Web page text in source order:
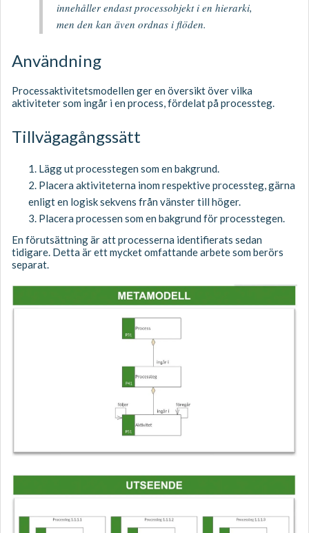
innehåller endast processobjekt i en hierarki,
men den kan även ordnas i flöden.
Användning
Processaktivitetsmodellen ger en översikt över vilka
aktiviteter som ingår i en process, fördelat på processteg.
Tillvägagångssätt​
1. Lägg ut processtegen som en bakgrund.
2. Placera aktiviteterna inom respektive processteg, gärna
enligt en logisk sekvens från vänster till höger.
3. Placera processen som en bakgrund för processtegen.
En förutsättning är att processerna identifierats sedan
tidigare. Detta är ett mycket omfattande arbete som berörs
separat.